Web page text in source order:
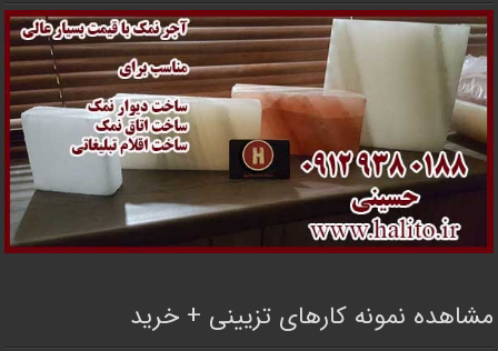
مشاهده نمونه کارهای تزیینی + خرید